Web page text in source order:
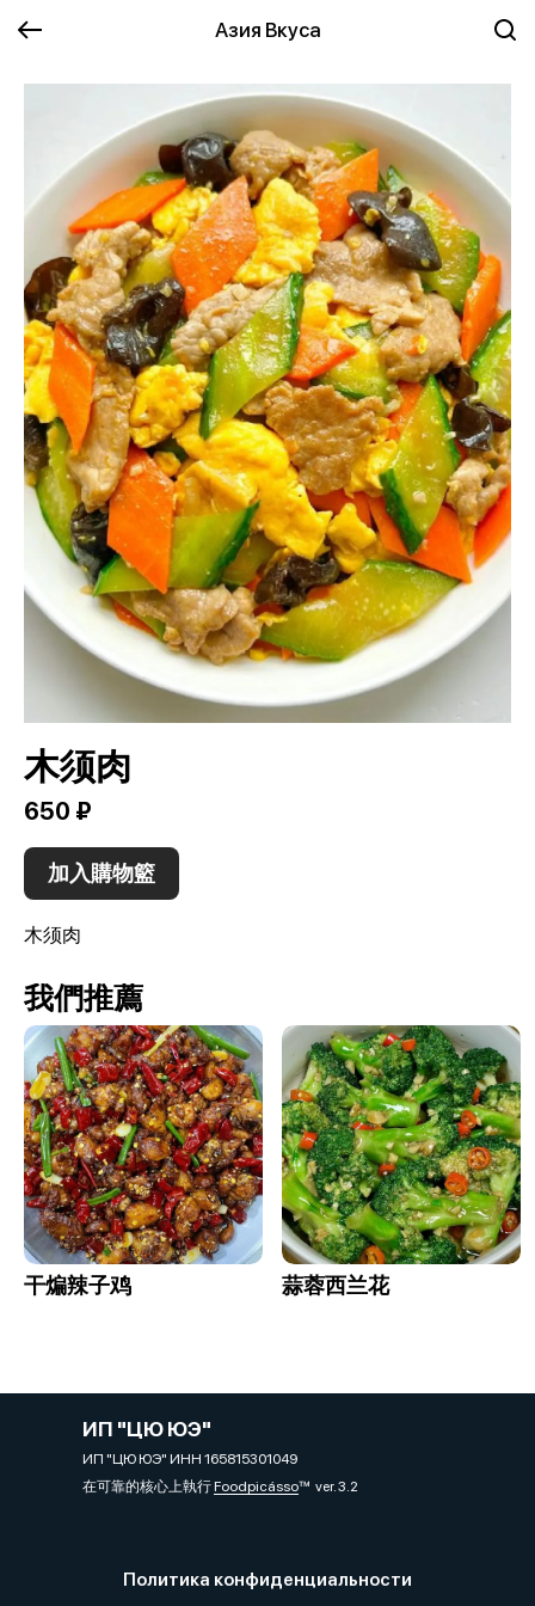
Азия Вкуса
木须肉
650 ₽
加入購物籃
木须肉
我們推薦
干煸辣子鸡 蒜蓉西兰花
ИП "ЦЮ ЮЭ"
ИП "ЦЮ ЮЭ" ИНН 165815301049
在可靠的核心上執行Foodpicássover. 3.2
Политика конфиденциальности